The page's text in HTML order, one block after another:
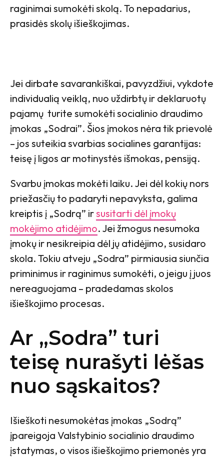
raginimai sumokėti skolą. To nepadarius,
prasidės skolų išieškojimas.
Jei dirbate savarankiškai, pavyzdžiui, vykdote
individualią veiklą, nuo uždirbtų ir deklaruotų
pajamų turite sumokėti socialinio draudimo
įmokas „Sodrai”. Šios įmokos nėra tik prievolė
– jos suteikia svarbias socialines garantijas:
teisę į ligos ar motinystės išmokas, pensiją.
Svarbu įmokas mokėti laiku. Jei dėl kokių nors
priežasčių to padaryti nepavyksta, galima
kreiptis į „Sodrą” irsusitarti dėl įmokų
mokėjimo atidėjimo. Jei žmogus nesumoka
įmokų ir nesikreipia dėl jų atidėjimo, susidaro
skola. Tokiu atveju „Sodra” pirmiausia siunčia
priminimus ir raginimus sumokėti, o jeigu į juos
nereaguojama – pradedamas skolos
išieškojimo procesas.
Ar „Sodra” turi
teisę nurašyti lėšas
nuo sąskaitos?
Išieškoti nesumokėtas įmokas „Sodrą”
įpareigoja Valstybinio socialinio draudimo
įstatymas, o visos išieškojimo priemonės yra